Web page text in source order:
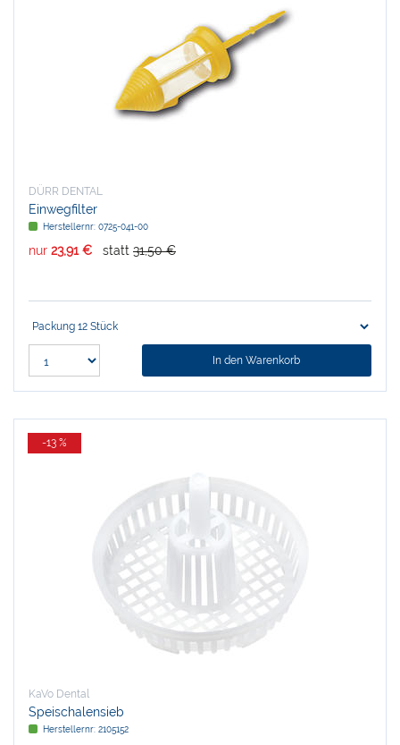
DÜRR DENTAL
Einwegfilter
Herstellernr: 0725-041-00
nur 23,91 € statt 31,50 €
In den Warenkorb
-13 %
KaVo Dental
Speischalensieb
Herstellernr: 2105152